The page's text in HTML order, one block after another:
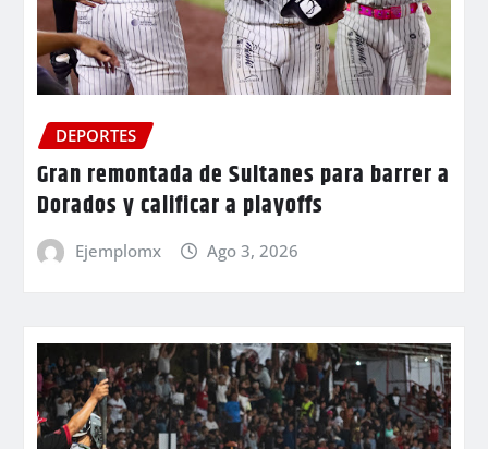
DEPORTES
Gran remontada de Sultanes para barrer a
Dorados y calificar a playoffs
Ejemplomx Ago 3, 2026